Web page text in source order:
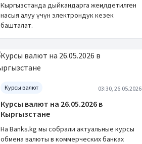
Кыргызстанда дыйкандарга жеңилдетилген
насыя алуу үчүн электрондук кезек
башталат.
Курсы валют 03:30, 26.05.2026
Курсы валют на 26.05.2026 в
Кыргызстане
На Banks.kg мы собрали актуальные курсы
обмена валюты в коммерческих банках